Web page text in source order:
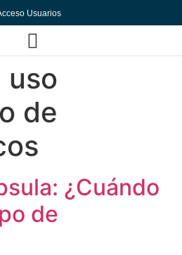
Usuarios
uso
de
¿Cuándo
de